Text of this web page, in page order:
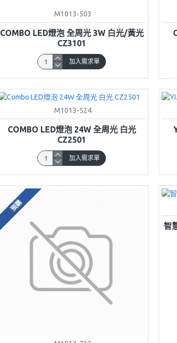
M1013-503
COMBO LED燈泡 全周光 3W 白光/黃光
CZ3101
加入需求單
M1013-524
COMBO LED燈泡 24W 全周光 白光
CZ2501
加入需求單
預購
智